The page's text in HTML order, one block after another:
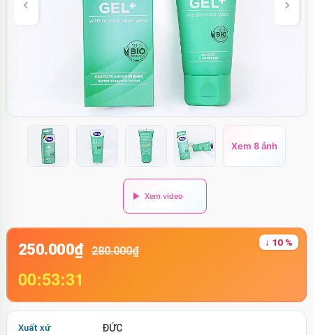
Xem 8 ảnh
250.000₫ 280.000₫
↓ 10 %
00:53:31
Xuất xứ ĐỨC